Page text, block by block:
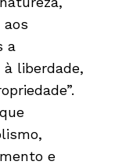
a
liberdade,
e